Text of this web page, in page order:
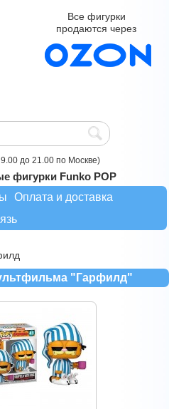
Все фигурки
продаются через
до 21.00 по Москве)
фигурки Funko POP
Оплата и доставка
"Гарфилд"